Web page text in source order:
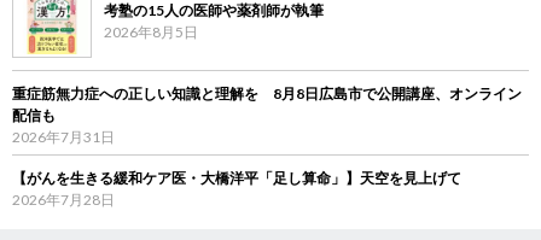
考塾の15人の医師や薬剤師が執筆
2026年8月5日
重症筋無力症への正しい知識と理解を 8月8日広島市で公開講座、オンライン
配信も
2026年7月31日
【がんを生きる緩和ケア医・大橋洋平「足し算命」】天空を見上げて
2026年7月28日